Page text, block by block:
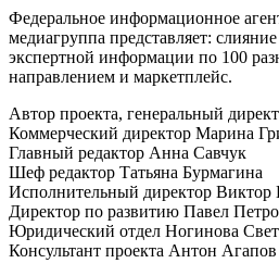
Федеральное информационное
медиагруппа представляет:
экспертной информации по 100
направлением и маркетплейс.
Автор проекта, генеральный
Коммерческий директор Марина
Главный редактор Анна Савчук
Шеф редактор Татьяна Бурмагина
Исполнительный директор Виктор
Директор по развитию Павел
Юридический отдел Ногинова
Консультант проекта Антон Агапов